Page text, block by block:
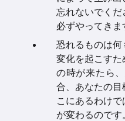
忘れないでく
必ずやってきま
恐れるものは
変化を起こす
の時が来たら
合、あなたの
こにあるわけ
が変わるのです